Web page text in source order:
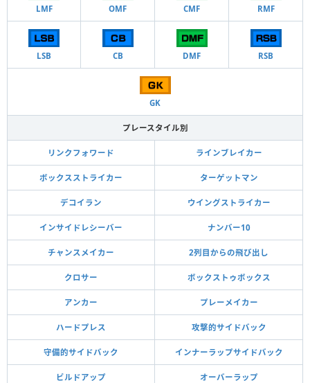
LMF OMF CMF RMF
LSB CB DMF RSB
GK
プレースタイル別
リンクフォワード ラインブレイカー
ボックスストライカー ターゲットマン
デコイラン ウイングストライカー
インサイドレシーバー ナンバー10
チャンスメイカー 2列目からの飛び出し
クロサー ボックストゥボックス
アンカー プレーメイカー
ハードプレス 攻撃的サイドバック
守備的サイドバック インナーラップサイドバック
ビルドアップ オーバーラップ